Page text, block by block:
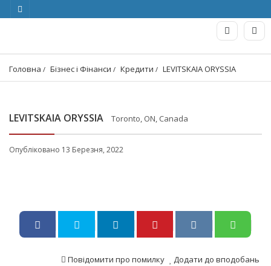
Головна Бізнес і Фінанси Кредити LEVITSKAIA ORYSSIA
LEVITSKAIA ORYSSIA Toronto, ON, Canada
Опубліковано 13 Березня, 2022
Додати до вподобань
Повідомити про помилку